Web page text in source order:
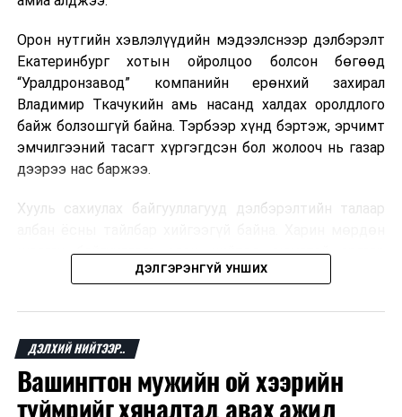
хувь Францын зах зээлээс бүрддэг бөгөөд тус улсын
Мароккогийн хөдөлмөр эрхлэлтийн сайд мэдэгджээ.
Орон нутгийн хэвлэлүүдийн мэдээлснээр дэлбэрэлт
Екатеринбург хотын ойролцоо болсон бөгөөд
“Уралдронзавод” компанийн ерөнхий захирал
Владимир Ткачукийн амь насанд халдах оролдлого
байж болзошгүй байна. Тэрбээр хүнд бэртэж, эрчимт
эмчилгээний тасагт хүргэгдсэн бол жолооч нь газар
дээрээ нас баржээ.
Хууль сахиулах байгууллагууд дэлбэрэлтийн талаар
шалгах байгууллага олон нийтэд аюултай аргаар
хүний амь насанд халдахыг завдсан гэх үндэслэлээр
мэдээлжээ.
“Уралдронзавод” компани 2023 онд Екатеринбург
хотод байгуулагдсан бөгөөд нисгэгчгүй нисэх
төхөөрөмж үйлдвэрлэдэг аж. Тус компанийн 2025
ДЭЛГЭРЭНГҮЙ УНШИХ
ДЭЛХИЙ НИЙТЭЭР..
Вашингтон мужийн ой хээрийн
түймрийг хяналтад авах ажил